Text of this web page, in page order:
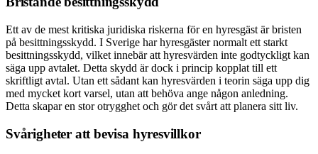
Ett av de mest kritiska juridiska riskerna för en hyresgäst är bristen
på besittningsskydd. I Sverige har hyresgäster normalt ett starkt
besittningsskydd, vilket innebär att hyresvärden inte godtyckligt kan
säga upp avtalet. Detta skydd är dock i princip kopplat till ett
skriftligt avtal. Utan ett sådant kan hyresvärden i teorin säga upp dig
med mycket kort varsel, utan att behöva ange någon anledning.
Detta skapar en stor otrygghet och gör det svårt att planera sitt liv.
Svårigheter att bevisa hyresvillkor